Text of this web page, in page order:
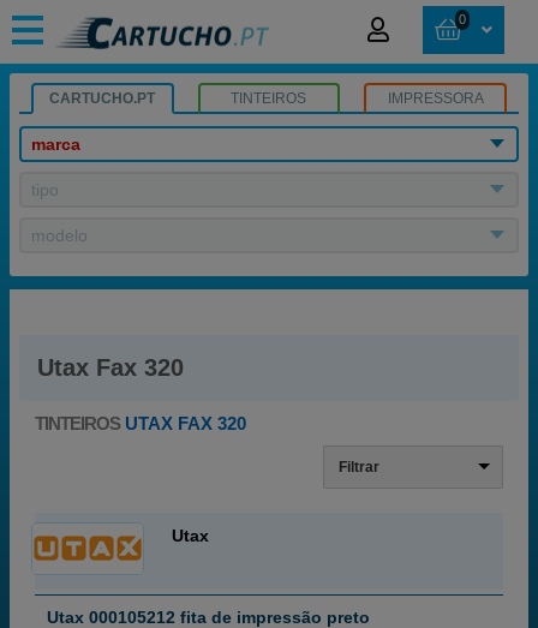
0
CARTUCHO.PT TINTEIROS IMPRESSORA
marca
tipo
modelo
Utax Fax 320
TINTEIROS UTAX FAX 320
Filtrar
Utax
Utax 000105212 fita de impressão preto